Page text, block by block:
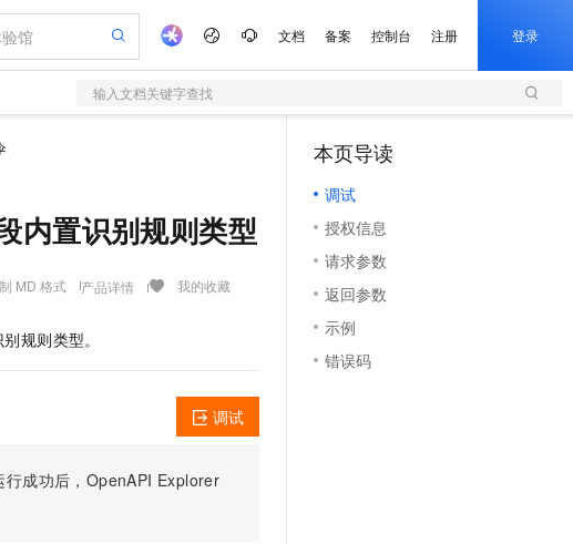
文档 备案 控制台 注册 登录
输入文档关键字查找
内置识别规则类型
MD 格式 产品详情 我的收藏
规则类型。
行成功后，OpenAPI Explorer
调试
本页导读
调试
授权信息
请求参数
返回参数
示例
错误码
图片和视频生成
HappyHorse-1.1-T2V
Wan2.7-T2V
语音识别与合成
Qwen3-TTS-Flash
据库 RDS
真实软件的智能体编程平台
100%兼容MySQL、PostgreSQL，兼容Oracle，支持集中和分布式
原生的云上边界网络安全防护产品
轻量应用服务器
数字证书管理服务（原SSL证书）
实现全站HTTPS，呈现可信的WEB访问
短信服务
大数据开发治理平台 DataWorks
部署幻兽帕鲁游戏服务器 HOT
以可视化方式快速构建移动和 PC 门户网站
Agency Agents：拥有专属领域专家
HappyHorse 打造一站式影视创作平台
漫剧工坊：一站式动画创作平台
快速生产连贯的高质量长漫剧
10 分钟搭建微信、支付宝小程序
2折
场景体验
电商营销
、视频一站生成，高效打造优质广告素材
代码专业建站，无忧落地极速上线
助力短剧漫剧创作，剧本、分镜、视频高效生成
AI 活动
AI 生产力先锋
先锋实践拓展 AI 生产力的边界
飞天发布时刻
所见，即是所愿
AI 实训营
从基础到进阶，Agent 创客手把手教你
置报价器
阿里云 OPC 创新助力计划
Token 补贴，五大权
益加速 OPC 成功
础软件
塔 Linux
专业服务
公司注册
上云迁移
代维服务
品伙伴合作计划
存储合作计划
库合作计划
络合作计划
服务伙伴合作计划
Al MaaS 服务伙伴赋能合作
伙伴信用分合作计划
更多支持
合作伙伴培训与认证
查询合作伙伴
里云认证
部认证
练营
开发者社区
镜像站
我要反馈
场活动
栖大会
全景
搭 ModelScope
加入我们
校园招聘